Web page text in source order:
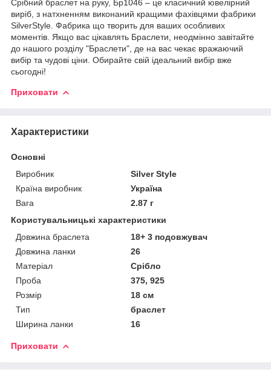
Срібний браслет на руку, Бр1046 – це класичний ювелірний
виріб, з натхненням виконаний кращими фахівцями фабрики
SilverStyle. Фабрика що творить для ваших особливих
моментів. Якщо вас цікавлять Браслети, неодмінно завітайте
до нашого розділу "Браслети", де на вас чекає вражаючий
вибір та чудові ціни. Обирайте свій ідеальний вибір вже
сьогодні!
Приховати
Характеристики
Основні
Виробник
Silver Style
Країна виробник
Україна
Вага
2.87 г
Користувальницькі характеристики
Довжина браслета
18+ 3 подовжувач
Довжина ланки
26
Матеріал
Срібло
Проба
375, 925
Розмір
18 см
Тип
браслет
Ширина ланки
16
Приховати